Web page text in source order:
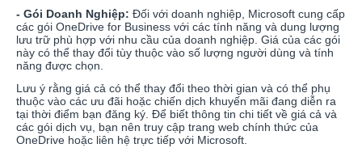
- Gói Doanh Nghiệp: Đối với doanh nghiệp, Microsoft cung cấp
các gói OneDrive for Business với các tính năng và dung lượng
lưu trữ phù hợp với nhu cầu của doanh nghiệp. Giá của các gói
này có thể thay đổi tùy thuộc vào số lượng người dùng và tính
năng được chọn.
Lưu ý rằng giá cả có thể thay đổi theo thời gian và có thể phụ
thuộc vào các ưu đãi hoặc chiến dịch khuyến mãi đang diễn ra
tại thời điểm bạn đăng ký. Để biết thông tin chi tiết về giá cả và
các gói dịch vụ, bạn nên truy cập trang web chính thức của
OneDrive hoặc liên hệ trực tiếp với Microsoft.